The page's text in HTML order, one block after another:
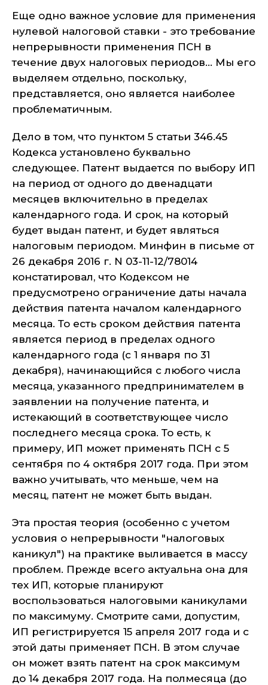
Еще одно важное условие для применения
нулевой налоговой ставки - это требование
непрерывности применения ПСН в
течение двух налоговых периодов... Мы его
выделяем отдельно, поскольку,
представляется, оно является наиболее
проблематичным.
Дело в том, что пунктом 5 статьи 346.45
Кодекса установлено буквально
следующее. Патент выдается по выбору ИП
на период от одного до двенадцати
месяцев включительно в пределах
календарного года. И срок, на который
будет выдан патент, и будет являться
налоговым периодом. Минфин в письме от
26 декабря 2016 г. N 03-11-12/78014
констатировал, что Кодексом не
предусмотрено ограничение даты начала
действия патента началом календарного
месяца. То есть сроком действия патента
является период в пределах одного
календарного года (с 1 января по 31
декабря), начинающийся с любого числа
месяца, указанного предпринимателем в
заявлении на получение патента, и
истекающий в соответствующее число
последнего месяца срока. То есть, к
примеру, ИП может применять ПСН с 5
сентября по 4 октября 2017 года. При этом
важно учитывать, что меньше, чем на
месяц, патент не может быть выдан.
Эта простая теория (особенно с учетом
условия о непрерывности "налоговых
каникул") на практике выливается в массу
проблем. Прежде всего актуальна она для
тех ИП, которые планируют
воспользоваться налоговыми каникулами
по максимуму. Смотрите сами, допустим,
ИП регистрируется 15 апреля 2017 года и с
этой даты применяет ПСН. В этом случае
он может взять патент на срок максимум
до 14 декабря 2017 года. На полмесяца (до